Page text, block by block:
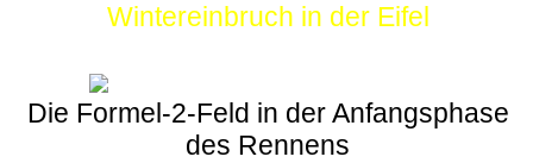
Wintereinbruch in der Eifel
Die Formel-2-Feld in der Anfangsphase
des Rennens